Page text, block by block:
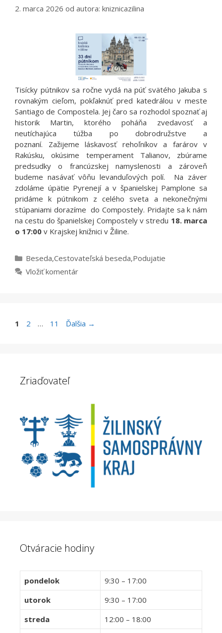
2. marca 2026 od autora: kniznicazilina
Tisícky pútnikov sa ročne vydá na púť svätého Jakuba s
rovnakým cieľom, pokľaknúť pred katedrálou v meste
Santiago de Compostela. Jej čaro sa rozhodol spoznať aj
historik Martin, ktorého poháňa zvedavosť a
neutíchajúca túžba po dobrodružstve a
poznaní. Zažijeme láskavosť rehoľníkov a farárov v
Rakúsku, okúsime temperament Talianov, zbúrame
predsudky o francúzskej namyslenosti a zároveň
budeme nasávať vôňu levanduľových polí. Na záver
zdoláme úpätie Pyrenejí a v španielskej Pamplone sa
pridáme k pútnikom z celého sveta a nekonečnými
stúpaniami dorazíme do Compostely. Pridajte sa k nám
na cestu do španielskej Compostely v stredu 18. marca
o 17:00 v Krajskej knižnici v Žiline.
Kategórie
Beseda,Cestovateľská beseda,Podujatie
Vložiť komentár
Stránka
1 Stránka
2 … Stránka
11 Ďalšia →
Zriaďovateľ
Otváracie hodiny
pondelok
9:30 – 17:00
utorok
9:30 – 17:00
streda
12:00 – 18:00